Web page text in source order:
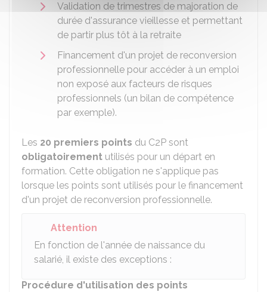
Validation de trimestres de majoration de
durée d'assurance vieillesse et permettant
de partir plus tôt à la retraite
Financement d'un projet de reconversion
professionnelle pour accéder à un emploi
non exposé aux facteurs de risques
professionnels (un bilan de compétence
par exemple).
Les 20 premiers points du C2P sont
obligatoirement utilisés pour un départ en
formation. Cette obligation ne s'applique pas
lorsque les points sont utilisés pour le financement
d'un projet de reconversion professionnelle.
Attention
En fonction de l'année de naissance du
salarié, il existe des exceptions :
Procédure d'utilisation des points